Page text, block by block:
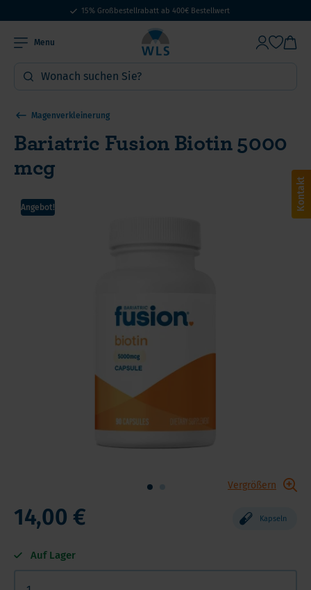
15% Großbestellrabatt ab 400€ Bestellwert
Menu
Magenverkleinerung
Bariatric Fusion Biotin 5000
mcg
Angebot!
Vergrößern
Kapseln
14,00 €
Auf Lager
Kontakt